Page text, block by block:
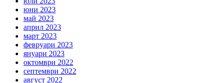
юни 2023
май 2023
април 2023
март 2023
февруари 2023
януари 2023
октомври 2022
септември 2022
август 2022